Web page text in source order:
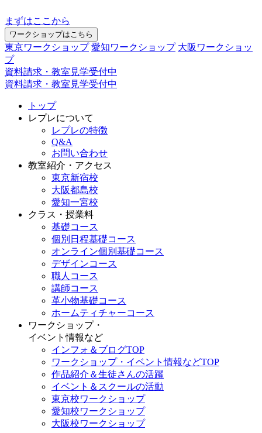
まずはここから
ワークショップはこちら
東京ワークショップ 愛知ワークショップ 大阪ワークショッ
プ
資料請求・教室見学受付中
資料請求・教室見学受付中
トップ
レプレについて
レプレの特徴
Q&A
お問い合わせ
教室紹介・アクセス
東京新宿校
大阪都島校
愛知一宮校
クラス・授業料
基礎コース
個別日程基礎コース
オンライン個別基礎コース
デザインコース
職人コース
講師コース
革小物基礎コース
ホームティチャーコース
ワークショップ・
イベント情報など
インフォ＆ブログTOP
ワークショップ・イベント情報などTOP
作品紹介＆生徒さんの活躍
イベント＆スクールの活動
東京校ワークショップ
愛知校ワークショップ
大阪校ワークショップ